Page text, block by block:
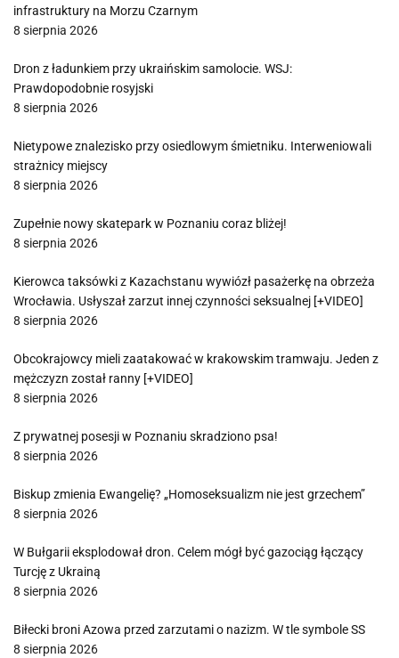
infrastruktury na Morzu Czarnym
8 sierpnia 2026
Dron z ładunkiem przy ukraińskim samolocie. WSJ:
Prawdopodobnie rosyjski
8 sierpnia 2026
Nietypowe znalezisko przy osiedlowym śmietniku. Interweniowali
strażnicy miejscy
8 sierpnia 2026
Zupełnie nowy skatepark w Poznaniu coraz bliżej!
8 sierpnia 2026
Kierowca taksówki z Kazachstanu wywiózł pasażerkę na obrzeża
Wrocławia. Usłyszał zarzut innej czynności seksualnej [+VIDEO]
8 sierpnia 2026
Obcokrajowcy mieli zaatakować w krakowskim tramwaju. Jeden z
mężczyzn został ranny [+VIDEO]
8 sierpnia 2026
Z prywatnej posesji w Poznaniu skradziono psa!
8 sierpnia 2026
Biskup zmienia Ewangelię? „Homoseksualizm nie jest grzechem”
8 sierpnia 2026
W Bułgarii eksplodował dron. Celem mógł być gazociąg łączący
Turcję z Ukrainą
8 sierpnia 2026
Biłecki broni Azowa przed zarzutami o nazizm. W tle symbole SS
8 sierpnia 2026